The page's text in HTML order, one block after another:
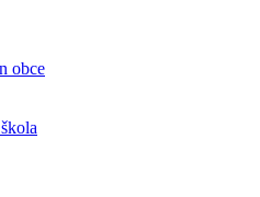
obce